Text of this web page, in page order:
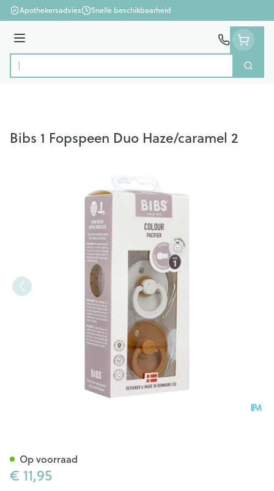
Ga naar de inhoud
Apothekersadvies Snelle beschikbaarheid
Menu
Product, merk, categorie... Zoek
Bibs 1 Fopspeen Duo Haze/caramel 2
€ 11,95
Op voorraad